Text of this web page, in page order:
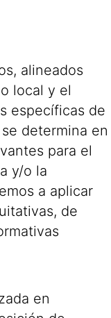
alineados
local y el
específicas de
determina en
para el
y/o la
a aplicar
de
en